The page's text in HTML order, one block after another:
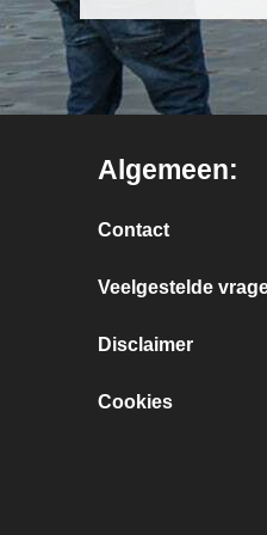
Algemeen:
Contact
Veelgestelde
Disclaimer
Cookies